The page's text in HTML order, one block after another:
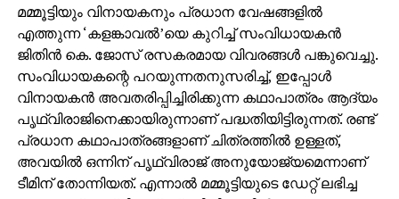
മമ്മൂട്ടിയും വിനായകനും പ്രധാന വേഷങ്ങളില്‍
എത്തുന്ന ‘കളങ്കാവല്‍’യെ കുറിച്ച് സംവിധായകന്‍
ജിതിന്‍ കെ. ജോസ് രസകരമായ വിവരങ്ങള്‍ പങ്കുവെച്ചു.
സംവിധായകന്റെ പറയുന്നതനുസരിച്ച്, ഇപ്പോള്‍
വിനായകന്‍ അവതരിപ്പിച്ചിരിക്കുന്ന കഥാപാത്രം ആദ്യം
പൃഥ്വിരാജിനെക്കായിരുന്നാണ് പദ്ധതിയിട്ടിരുന്നത്. രണ്ട്
പ്രധാന കഥാപാത്രങ്ങളാണ് ചിത്രത്തില്‍ ഉള്ളത്,
അവയില്‍ ഒന്നിന് പൃഥ്വിരാജ് അനുയോജ്യമെന്നാണ്
ടീമിന് തോന്നിയത്. എന്നാല്‍ മമ്മൂട്ടിയുടെ ഡേറ്റ് ലഭിച്ച